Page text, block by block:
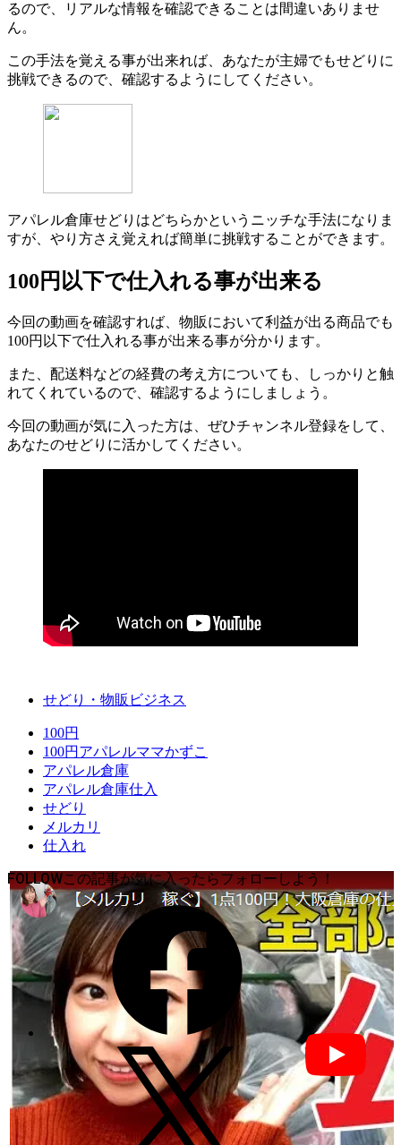
るので、リアルな情報を確認できることは間違いありませ
ん。
この手法を覚える事が出来れば、あなたが主婦でもせどりに
挑戦できるので、確認するようにしてください。
アパレル倉庫せどりはどちらかというニッチな手法になりま
すが、やり方さえ覚えれば簡単に挑戦することができます。
100円以下で仕入れる事が出来る
今回の動画を確認すれば、物販において利益が出る商品でも
100円以下で仕入れる事が出来る事が分かります。
また、配送料などの経費の考え方についても、しっかりと触
れてくれているので、確認するようにしましょう。
今回の動画が気に入った方は、ぜひチャンネル登録をして、
あなたのせどりに活かしてください。
せどり・物販ビジネス
100円
100円アパレルママかずこ
アパレル倉庫
アパレル倉庫仕入
せどり
メルカリ
仕入れ
FOLLOW